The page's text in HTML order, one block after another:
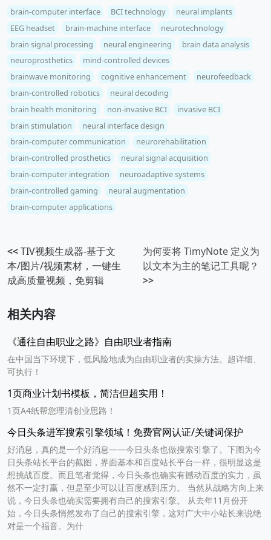
brain-computer interface BCI technology
neural implants
EEG headset
brain-machine interface
neurotechnology
brain signal processing
neural engineering
brain data analysis
neuroprosthetics
mind-controlled devices
brainwave monitoring
cognitive enhancement
neurofeedback
brain-controlled robotics
neural decoding
brain health monitoring
non-invasive BCI
invasive BCI
brain stimulation
neural interface design
brain-computer communication
neurorehabilitation
brain-controlled prosthetics
neural signal acquisition
brain-computer integration
neuroadaptive systems
brain-controlled gaming
neural augmentation
brain-computer applications
<<TIV视频生成器-基于文
本/图片/视频素材，一键生
成高质量视频，免剪辑
为何要将 TimyNote 定义为
以文本为主的笔记工具呢？
>>
相关内容
《通往自由职业之路》自由职业者指南
在中国当下环境下，低风险地成为自由职业者的实操方法。超详细、
可执行！
1页商业计划书模板，简洁但超实用！
1页A4纸帮您理清创业思路！
今日头条进军搜索引擎领域！免费官网认证/关键词保护
好消息，真的是一个好消息——今日头条也做搜索引擎了。下图为今
日头条站长平台的截图，界面基本和百度站长平台一样，很明显这是
想挑战百度。而且笔者觉得，今日头条也确实有撼动百度的实力，虽
然不一定打赢，但是至少可以让百度感到压力。 当然从战略方向上来
说，今日头条也确实需要拥有自己的搜索引擎。 从去年11月份开
始，今日头条悄然发布了自己的搜索引擎，这对广大中小站长来说绝
对是一个福音。为什